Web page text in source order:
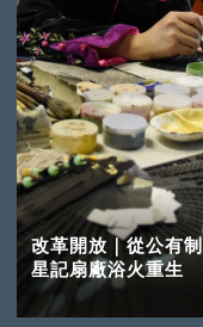
改革開放｜從公有
星記扇廠浴火重生